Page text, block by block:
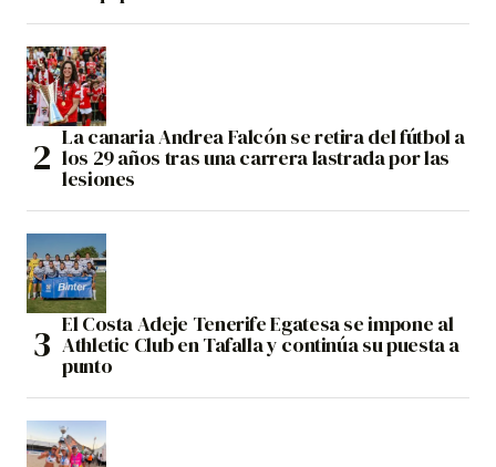
La canaria Andrea Falcón se retira del fútbol a
los 29 años tras una carrera lastrada por las
lesiones
El Costa Adeje Tenerife Egatesa se impone al
Athletic Club en Tafalla y continúa su puesta a
punto